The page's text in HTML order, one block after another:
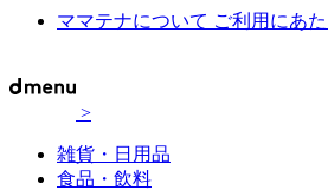
ママテナについて ご利用にあ
>
雑貨・日用品
食品・飲料